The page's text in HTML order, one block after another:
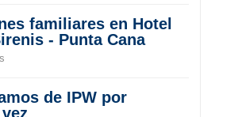
familiares en Hotel
- Punta Cana
de IPW por